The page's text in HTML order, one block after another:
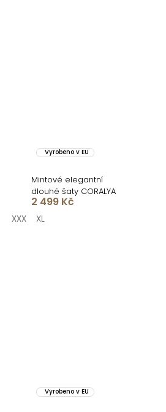
XXXL
Vyrobeno v EU
Mintové elegantní
dlouhé šaty CORALYA
2 499 Kč
XL
Vyrobeno v EU